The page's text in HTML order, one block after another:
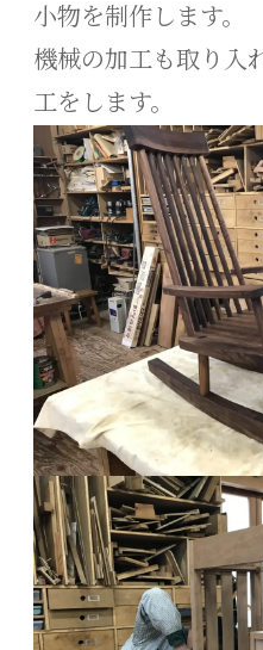
小物を制作します。
機械の加工も取り入
工をします。